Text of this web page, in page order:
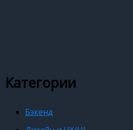
Категории
Бэкенд